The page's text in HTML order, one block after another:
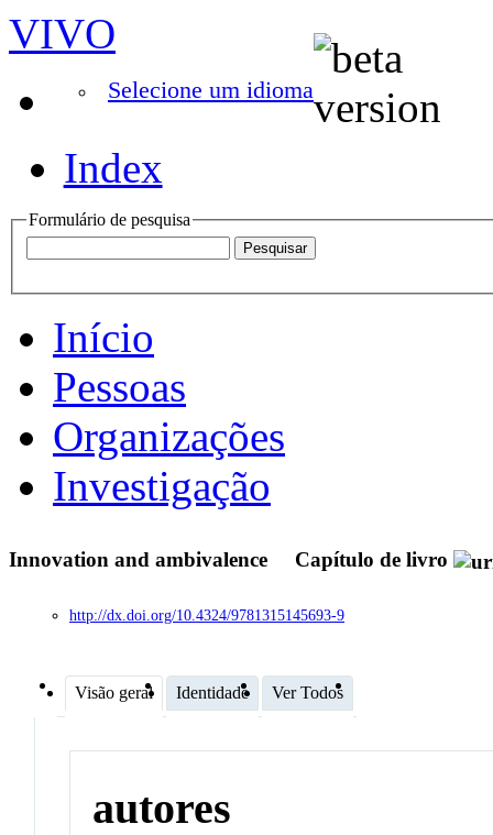
VIVO
Selecione um idioma
Index
Formulário de pesquisa
Início
Pessoas
Organizações
Investigação
Innovation and ambivalence Capítulo de livro
http://dx.doi.org/10.4324/9781315145693-9
Visão geral Identidade Ver Todos
autores